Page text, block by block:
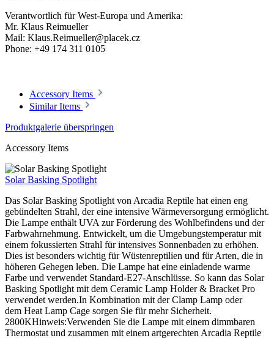
Verantwortlich für West-Europa und Amerika:
Mr. Klaus Reimueller
Mail: Klaus.Reimueller@placek.cz
Phone: +49 174 311 0105
Accessory Items
Similar Items
Produktgalerie überspringen
Accessory Items
Solar Basking Spotlight
Das Solar Basking Spotlight von Arcadia Reptile hat einen eng
gebündelten Strahl, der eine intensive Wärmeversorgung ermöglicht.
Die Lampe enthält UVA zur Förderung des Wohlbefindens und der
Farbwahrnehmung. Entwickelt, um die Umgebungstemperatur mit
einem fokussierten Strahl für intensives Sonnenbaden zu erhöhen.
Dies ist besonders wichtig für Wüstenreptilien und für Arten, die in
höheren Gehegen leben. Die Lampe hat eine einladende warme
Farbe und verwendet Standard-E27-Anschlüsse. So kann das Solar
Basking Spotlight mit dem Ceramic Lamp Holder & Bracket Pro
verwendet werden.In Kombination mit der Clamp Lamp oder
dem Heat Lamp Cage sorgen Sie für mehr Sicherheit.
2800KHinweis:Verwenden Sie die Lampe mit einem dimmbaren
Thermostat und zusammen mit einem artgerechten Arcadia Reptile